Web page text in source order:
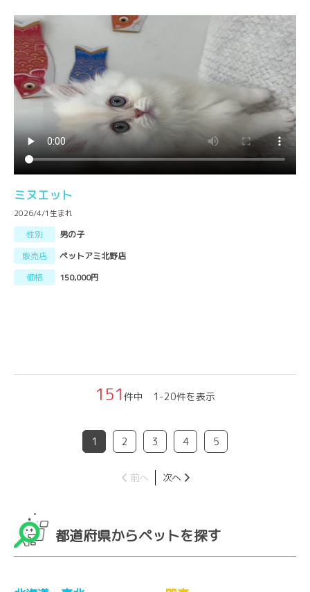
ミヌエット
2026/4/1生まれ
性別
男の子
販売店
ペットアミ北野店
価格
150,000円
151 件中 1-20件を表示
1 2 3 4 5
前へ 次へ
都道府県からペットを探す